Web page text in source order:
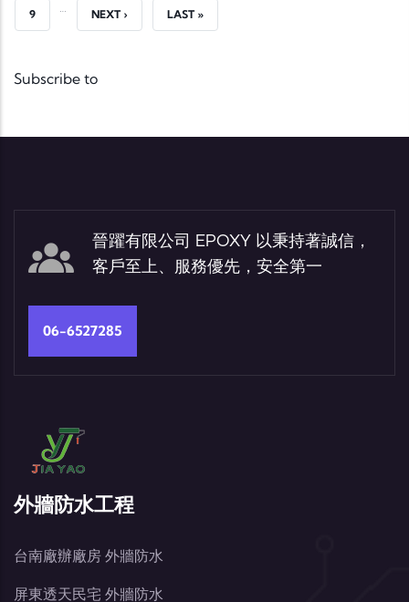
PAGE
9 … NEXT PAGE
NEXT › LAST PAGE
LAST »
Subscribe to
晉躍有限公司 EPOXY 以秉持著誠信，
客戶至上、服務優先，安全第一
06-6527285
外牆防水工程
台南廠辦廠房 外牆防水
屏東透天民宅 外牆防水